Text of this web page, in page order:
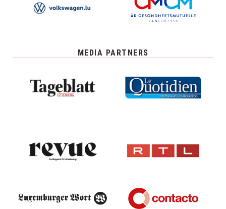
MEDIA PARTNERS